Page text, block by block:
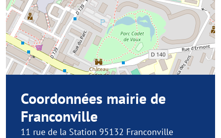
Coordonnées mairie de
Franconville
11 rue de la Station 95132 Franconville